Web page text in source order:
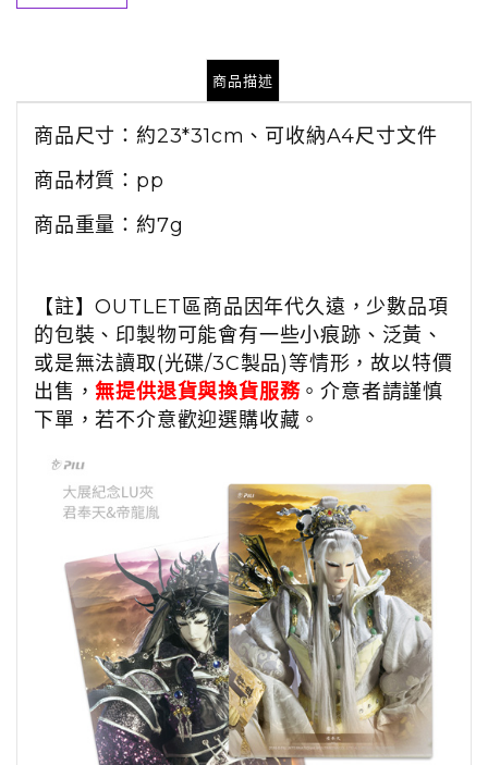
商品描述
商品尺寸：約23*31cm、 可收納A4尺寸文件
商品材質：pp
商品重量：約7g
【註】OUTLET區商品因年代久遠，少數品項
的包裝、印製物可能會有一些小痕跡、泛黃、
或是無法讀取(光碟/3C製品)等情形，故以特價
出售，無提供退貨與換貨服務。介意者請謹慎
下單，若不介意歡迎選購收藏。